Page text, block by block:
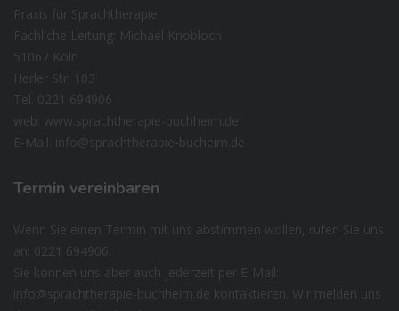
Praxis für Sprachtherapie
Fachliche Leitung: Michael Knobloch
51067 Köln
Herler Str. 103
Tel. 0221 694906
web: www.sprachtherapie-buchheim.de
E-Mail: info@sprachtherapie-bucheim.de
Termin vereinbaren
Wenn Sie einen Termin mit uns abstimmen wollen, rufen Sie uns
an: 0221 694906.
Sie können uns aber auch jederzeit per E-Mail:
info@sprachtherapie-buchheim.de kontaktieren. Wir melden uns